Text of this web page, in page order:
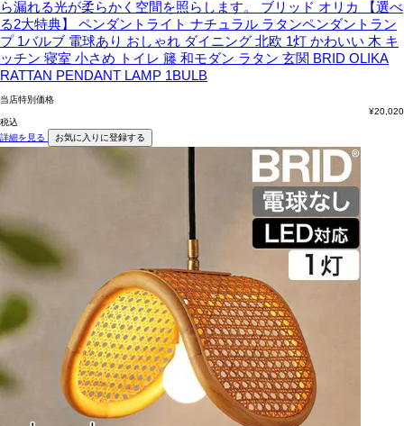
ら漏れる光が柔らかく空間を照らします。
ブリッド オリカ 【選べ
る2大特典】 ペンダントライト ナチュラル ラタンペンダントラン
プ 1バルブ 電球あり おしゃれ ダイニング 北欧 1灯 かわいい 木 キ
ッチン 寝室 小さめ トイレ 籐 和モダン ラタン 玄関 BRID OLIKA
RATTAN PENDANT LAMP 1BULB
当店特別価格
¥20,020
税込
詳細を見る
お気に入りに登録する